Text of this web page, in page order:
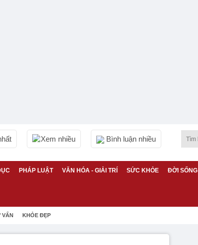
Xem nhiều Bình luận nhiều
PHÁP LUẬT VĂN HÓA - GIẢI TRÍ SỨC KHỎE ĐỜI SỐNG
VẤN KHỎE ĐẸP